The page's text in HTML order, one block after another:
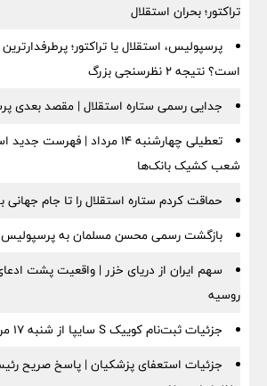
تراکتور؛ بحران استقلال
پرسپولیس، استقلال یا تراکتور؛
است؟ نتیجه ۲ نظرسنجی بزرگ
جدایی رسمی ستاره استقلال | مقصد بعدی
تعطیلی چهارشنبه ۱۴ مرداد |
شعب کشیک بانک‌ها
حماقت کردم ستاره استقلال را تا جام جهانی
بازگشت رسمی محسن مسلمان به پرسپولیس
سهم ایران از دریای خزر | واقعیت پشت
روسیه
جزئیات ثبت‌نام کوییک S سایپا از شنبه ۱۷ مرداد + جدول شرایط
جزئیات استعفای پزشکیان | پاسخ صریح